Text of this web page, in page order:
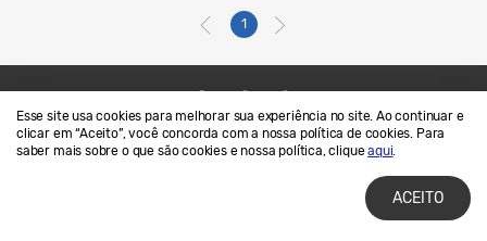
Esse site usa cookies para melhorar sua experiência no site. Ao continuar e
clicar em “Aceito”, você concorda com a nossa política de cookies. Para
saber mais sobre o que são cookies e nossa política, cliqueaqui.
ACEITO
1
Contato
SAMSUNG.COM
Termos de Uso
Privacidade e Cookies